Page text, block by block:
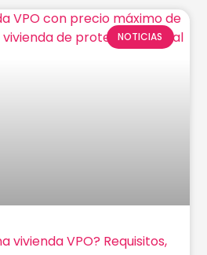
NOTICIAS
vivienda VPO? Requisitos,